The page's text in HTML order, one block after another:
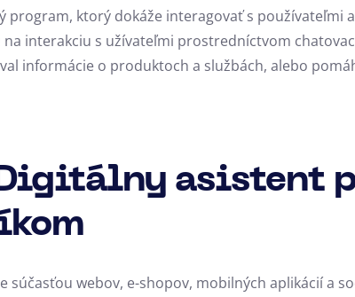
program, ktorý dokáže interagovať s používateľmi
interakciu s užívateľmi prostredníctvom
informácie o produktoch a službách, alebo
asistent
súčasťou webov, e-shopov, mobilných aplikácií a